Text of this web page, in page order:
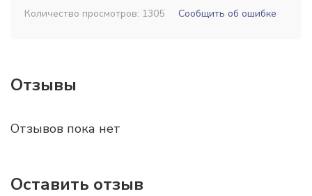
Количество просмотров: 1305
Сообщить об ошибке
Отзывы
Отзывов пока нет
Оставить отзыв